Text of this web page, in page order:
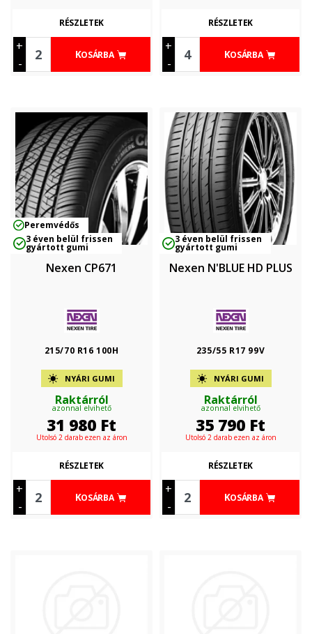
+
-
KOSÁRBA
RÉSZLETEK
+
-
KOSÁRBA
RÉSZLETEK
Peremvédős
3 éven belül frissen
gyártott gumi
Nexen CP671
215/70 R16 100H
NYÁRI GUMI
Raktárról
azonnal elvihető
31 980 Ft
Utolsó 2 darab ezen az áron
+
-
KOSÁRBA
RÉSZLETEK
3 éven belül frissen
gyártott gumi
Nexen N'BLUE HD PLUS
235/55 R17 99V
NYÁRI GUMI
Raktárról
azonnal elvihető
35 790 Ft
Utolsó 2 darab ezen az áron
+
-
KOSÁRBA
RÉSZLETEK